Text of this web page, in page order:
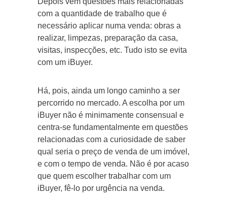
com a quantidade de trabalho que é
necessário aplicar numa venda: obras a
realizar, limpezas, preparação da casa,
visitas, inspecções, etc. Tudo isto se evita
com um iBuyer.
Há, pois, ainda um longo caminho a ser
percorrido no mercado. A escolha por um
iBuyer não é minimamente consensual e
centra-se fundamentalmente em questões
relacionadas com a curiosidade de saber
qual seria o preço de venda de um imóvel,
e com o tempo de venda. Não é por acaso
que quem escolher trabalhar com um
iBuyer, fê-lo por urgência na venda.